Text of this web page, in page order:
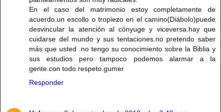
En el caso del matrimonio estoy completamente de
acuerdo.un escollo o tropiezo en el camino(Diábolo)puede
desvincular la atención al cónyuge y viceversa.hay que
cuidarse del mundo y sus tentaciones.no pretendo saber
más que usted .no tengo su conocimiento sobre la Biblia y
sus estudios pero tampoco podemos alarmar a la
gente.con todo respeto.gumer
Responder